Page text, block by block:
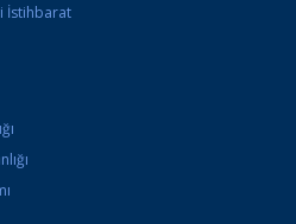
İstihbarat